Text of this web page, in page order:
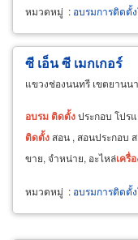
หมวดหมู่ : อบรมการติดตั้
ซี เอ็น ซี เมกเกอร์
แขวงช่องนนทรี เขตยานน
อบรม ติดตั้งประกอบ โปร
ติดตั้ง สอน , สอนประกอบ
ขาย, จำหน่าย, อะไหล่เครื่
หมวดหมู่ : อบรมการติดตั้